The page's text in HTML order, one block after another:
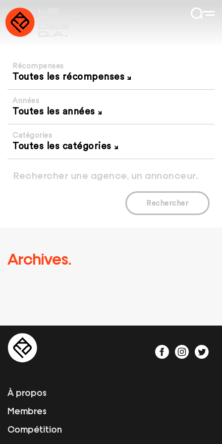
Récompenses
Toutes les récompenses
Années
Toutes les années
Catégories
Toutes les catégories
Rechercher
Archives.
À propos
Membres
Compétition